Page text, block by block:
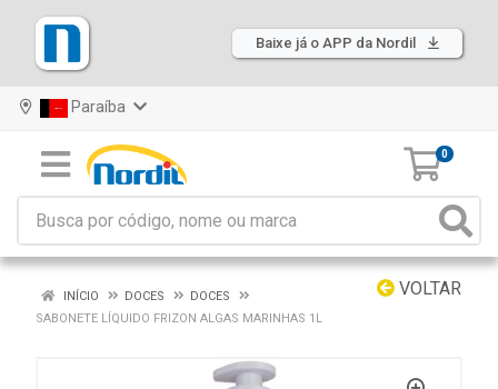
Baixe já o APP da Nordil
Paraíba
0
VOLTAR
INÍCIO DOCES
DOCES
SABONETE LÍQUIDO FRIZON ALGAS MARINHAS 1L